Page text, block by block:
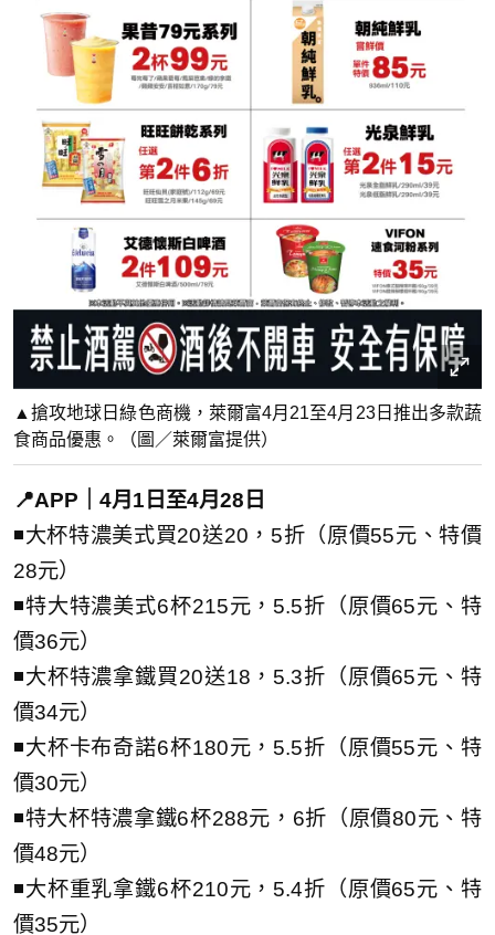
▲搶攻地球日綠色商機，萊爾富4月21至4月23日推出多款蔬
食商品優惠。（圖／萊爾富提供）
📍APP｜4月1日至4月28日
◾大杯特濃美式買20送20，5折（原價55元、特價
28元）
◾特大特濃美式6杯215元，5.5折（原價65元、特
價36元）
◾大杯特濃拿鐵買20送18，5.3折（原價65元、特
價34元）
◾大杯卡布奇諾6杯180元，5.5折（原價55元、特
價30元）
◾特大杯特濃拿鐵6杯288元，6折（原價80元、特
價48元）
◾大杯重乳拿鐵6杯210元，5.4折（原價65元、特
價35元）